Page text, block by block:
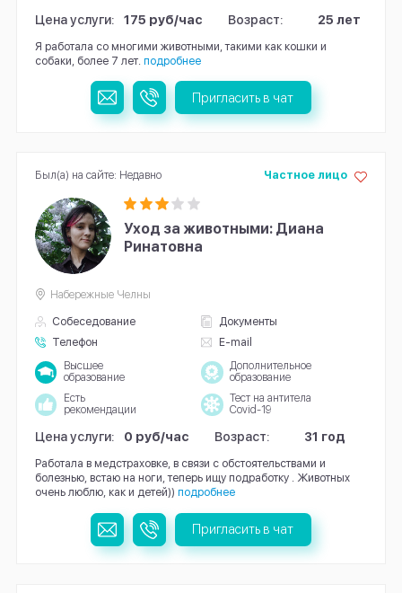
Цена услуги: 175 руб/час Возраст: 25 лет
Я работалa со многими животными, такими как кошки и
собаки, более 7 лет. подробнее
Пригласить в чат
Уход за животными: Диана
Ринатовна
Собеседование
Документы
Телефон
E-mail
Частное лицо
Набережные Челны
Высшее
образование
Дополнительное
образование
Есть
рекомендации
Тест на антитела
Covid-19
Цена услуги: 0 руб/час Возраст: 31 год
Работала в медстраховке, в связи с обстоятельствами и
болезнью, встаю на ноги, теперь ищу подработку . Животных
очень люблю, как и детей)) подробнее
Был(а) на сайте: Недавно
Пригласить в чат